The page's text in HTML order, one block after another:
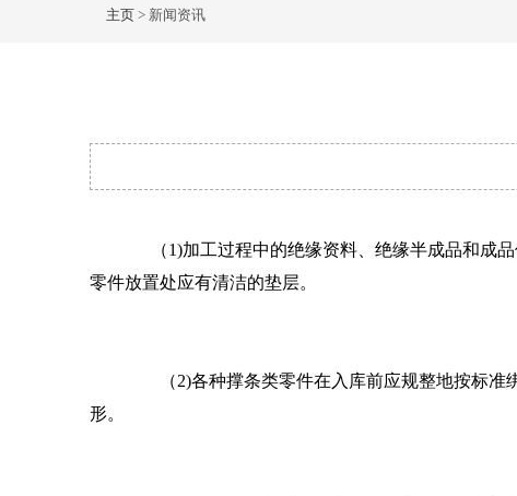
主页 > 新闻资讯
（1)加工过程中的绝缘资料、绝缘半成品和成
零件放置处应有清洁的垫层。
（2)各种撑条类零件在入库前应规整地按标准
形。